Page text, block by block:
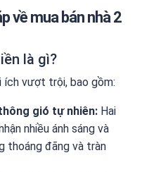
về mua bán nhà 2
là gì?
ích vượt trội, bao gồm:
gió tự nhiên: Hai
nhiều ánh sáng và
thoáng đãng và tràn